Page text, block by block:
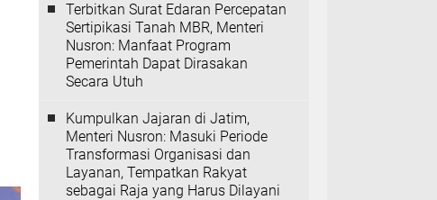
Terbitkan Surat Edaran Percepatan
Sertipikasi Tanah MBR, Menteri
Nusron: Manfaat Program
Pemerintah Dapat Dirasakan
Secara Utuh
Kumpulkan Jajaran di Jatim,
Menteri Nusron: Masuki Periode
Transformasi Organisasi dan
Layanan, Tempatkan Rakyat
sebagai Raja yang Harus Dilayani